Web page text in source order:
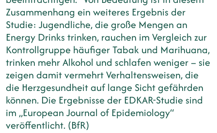
Zusammenhang ein weiteres Ergebnis der
Studie: Jugendliche, die große Mengen an
Energy Drinks trinken, rauchen im Vergleich zur
Kontrollgruppe häufiger Tabak und Marihuana,
trinken mehr Alkohol und schlafen weniger – sie
zeigen damit vermehrt Verhaltensweisen, die
die Herzgesundheit auf lange Sicht gefährden
können. Die Ergebnisse der EDKAR-Studie sind
im „European Journal of Epidemiology“
veröffentlicht. (BfR)